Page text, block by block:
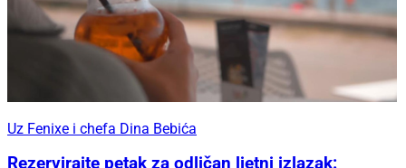
Uz Fenixe i chefa Dina Bebića
Rezervirajte petak za odličan ljetni izlazak: